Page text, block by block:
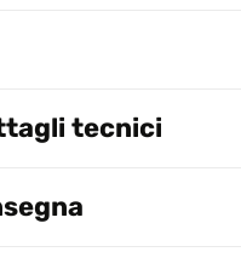
tecnici